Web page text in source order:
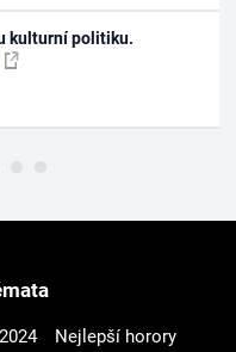
kulturní politiku.
Nejlepší horory